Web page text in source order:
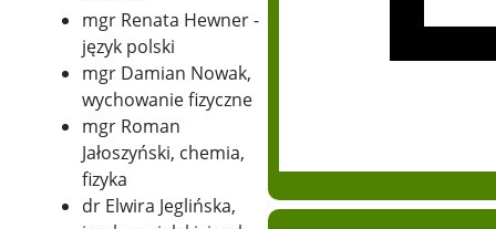
mgr Renata Hewner -
język polski
mgr Damian Nowak,
wychowanie fizyczne
mgr Roman
Jałoszyński, chemia,
fizyka
dr Elwira Jeglińska,